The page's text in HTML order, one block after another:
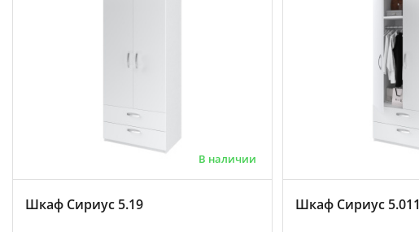
В наличии
Шкаф Сириус 5.19 Шкаф Сириус 5.011